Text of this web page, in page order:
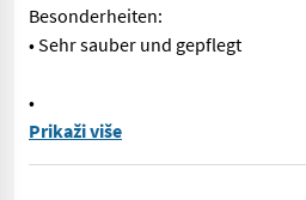
Besonderheiten:
• Sehr sauber und gepflegt
•
Top-gepflegter puma 150 mit
Prikaži više